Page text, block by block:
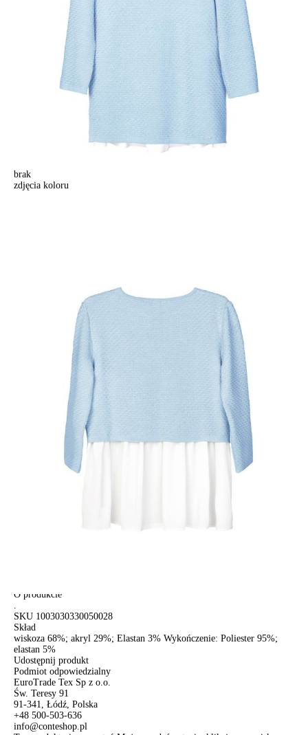
brak
zdjęcia koloru
DODAJ DO KOSZYKA
Jak złożyć zamówienie
POWIADOM MNIE O DOSTĘPNOŚCI
ПОЛУЧИТЬ ПО EMAIL
czas dostawy: 1-2 dni robocze
O produkcie
.
SKU 1003030330050028
Skład
wiskoza 68%; akryl 29%; Elastan 3% Wykończenie: Poliester 95%;
elastan 5%
Udostępnij produkt
Podmiot odpowiedzialny
EuroTrade Tex Sp z o.o.
Św. Teresy 91
91-341, Łódź, Polska
+48 500-503-636
info@conteshop.pl